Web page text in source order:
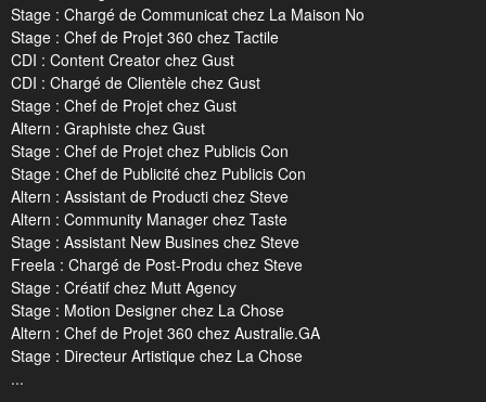
Stage : Chargé de Communicat chez La Maison No
Stage : Chef de Projet 360 chez Tactile
CDI : Content Creator chez Gust
CDI : Chargé de Clientèle chez Gust
Stage : Chef de Projet chez Gust
Altern : Graphiste chez Gust
Stage : Chef de Projet chez Publicis Con
Stage : Chef de Publicité chez Publicis Con
Altern : Assistant de Producti chez Steve
Altern : Community Manager chez Taste
Stage : Assistant New Busines chez Steve
Freela : Chargé de Post-Produ chez Steve
Stage : Créatif chez Mutt Agency
Stage : Motion Designer chez La Chose
Altern : Chef de Projet 360 chez Australie.GA
Stage : Directeur Artistique chez La Chose
...